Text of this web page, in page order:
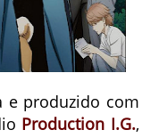
e produzido com
Production I.G.,